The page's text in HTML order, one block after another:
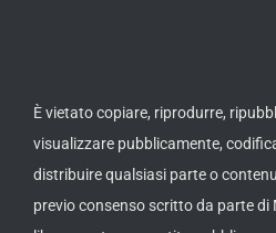
È vietato copiare, riprodurre,
visualizzare pubblicamente,
distribuire qualsiasi parte o
previo consenso scritto da parte di